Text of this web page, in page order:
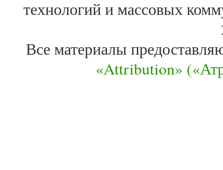
технологий и массовых
Все материалы
«Attribution»